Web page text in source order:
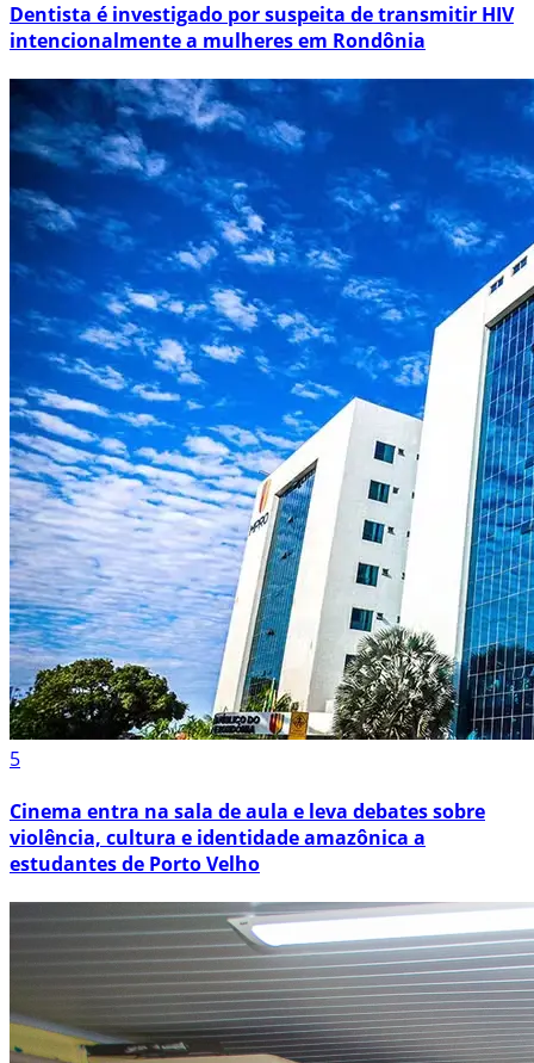
Dentista é investigado por suspeita de transmitir HIV
intencionalmente a mulheres em Rondônia
5
Cinema entra na sala de aula e leva debates sobre
violência, cultura e identidade amazônica a
estudantes de Porto Velho